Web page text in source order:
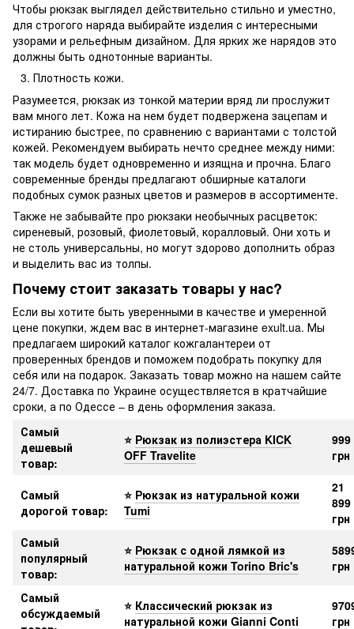
Чтобы рюкзак выглядел действительно стильно и уместно,
для строгого наряда выбирайте изделия с интересными
узорами и рельефным дизайном. Для ярких же нарядов это
должны быть однотонные варианты.
Плотность кожи.
Разумеется, рюкзак из тонкой материи вряд ли прослужит
вам много лет. Кожа на нем будет подвержена зацепам и
истиранию быстрее, по сравнению с вариантами с толстой
кожей. Рекомендуем выбирать нечто среднее между ними:
так модель будет одновременно и изящна и прочна. Благо
современные бренды предлагают обширные каталоги
подобных сумок разных цветов и размеров в ассортименте.
Также не забывайте про рюкзаки необычных расцветок:
сиреневый, розовый, фиолетовый, коралловый. Они хоть и
не столь универсальны, но могут здорово дополнить образ
и выделить вас из толпы.
Почему стоит заказать товары у нас?
Если вы хотите быть уверенными в качестве и умеренной
цене покупки, ждем вас в интернет-магазине exult.ua. Мы
предлагаем широкий каталог кожгалантереи от
проверенных брендов и поможем подобрать покупку для
себя или на подарок. Заказать товар можно на нашем сайте
24/7. Доставка по Украине осуществляется в кратчайшие
сроки, а по Одессе – в день оформления заказа.
Самый
дешевый
товар:
⭐ Рюкзак из полиэстера KICK
OFF Travelite
999
грн
Самый
дорогой товар:
⭐ Рюкзак из натуральной кожи
Tumi
21
899
грн
Самый
популярный
товар:
⭐ Рюкзак с одной лямкой из
натуральной кожи Torino Bric's
грн
Самый
обсуждаемый
⭐ Классический рюкзак из
натуральной кожи Gianni Conti
грн